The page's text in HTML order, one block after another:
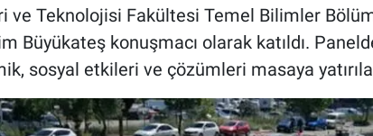
ve Teknolojisi Fakültesi Temel Bilimler
Büyükateş konuşmacı olarak katıldı.
sosyal etkileri ve çözümleri masaya